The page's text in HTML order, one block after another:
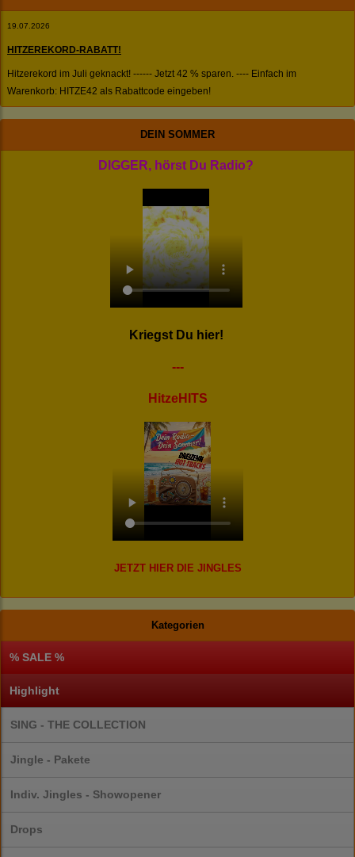
19.07.2026
HITZEREKORD-RABATT!
Hitzerekord im Juli geknackt! ------ Jetzt 42 % sparen. ---- Einfach im
Warenkorb: HITZE42 als Rabattcode eingeben!
DEIN SOMMER
DIGGER, hörst Du Radio?
Kriegst Du hier!
---
HitzeHITS
JETZT HIER DIE JINGLES
Kategorien
% SALE %
Highlight
SING - THE COLLECTION
Jingle - Pakete
Indiv. Jingles - Showopener
Drops